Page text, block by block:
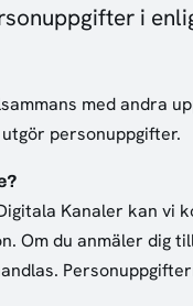
i
med andra
personuppgifter.
Kanaler kan vi
Om du anmäler dig